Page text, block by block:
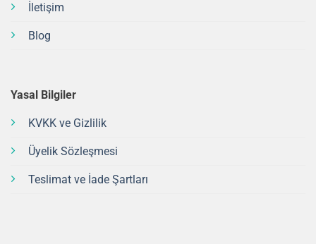
İletişim
Blog
Yasal Bilgiler
KVKK ve Gizlilik
Üyelik Sözleşmesi
Teslimat ve İade Şartları